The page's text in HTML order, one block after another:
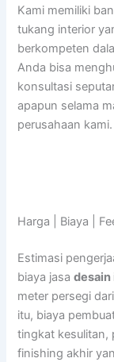
Kami memiliki
tukang interior
berkompeten
Anda bisa
konsultasi
apapun selama
perusahaan kami.
Harga | Biaya |
Estimasi
biaya jasa
meter persegi
itu, biaya
tingkat kesulitan,
finishing akhir